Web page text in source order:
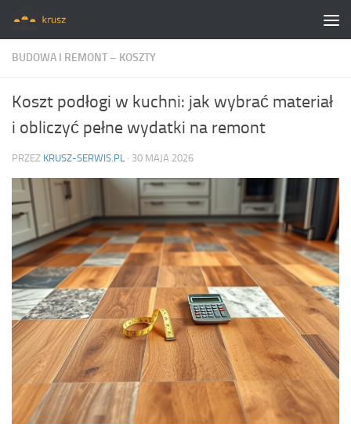
Skip to content
BUDOWA I REMONT – KOSZTY
Koszt podłogi w kuchni: jak wybrać materiał
i obliczyć pełne wydatki na remont
PRZEZ KRUSZ-SERWIS.PL · 30 MAJA 2026